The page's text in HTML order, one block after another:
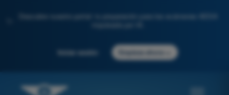
Descubre nuestro portal: tu preparación para los exámenes AESA
Iniciar sesión Empieza ahora